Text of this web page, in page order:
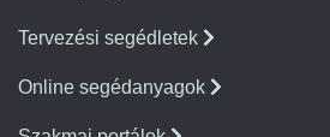
Tervezési segédletek
Online segédanyagok